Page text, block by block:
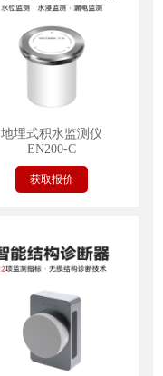
地埋式积水监测仪
EN200-C
获取报价